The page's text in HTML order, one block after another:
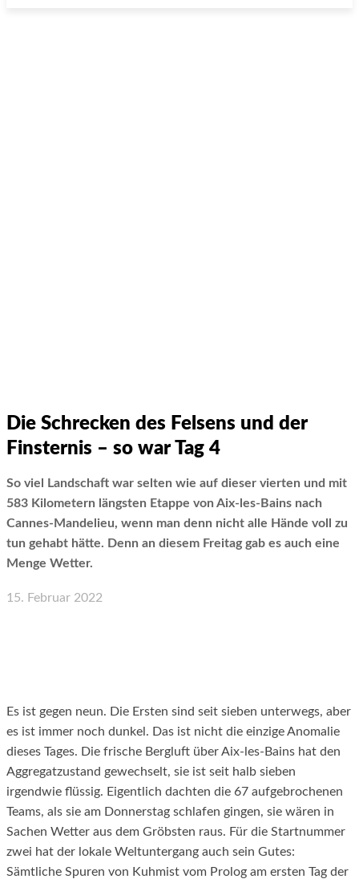
Die Schrecken des Felsens und der
Finsternis – so war Tag 4
So viel Landschaft war selten wie auf dieser vierten und mit
583 Kilometern längsten Etappe von Aix-les-Bains nach
Cannes-Mandelieu, wenn man denn nicht alle Hände voll zu
tun gehabt hätte. Denn an diesem Freitag gab es auch eine
Menge Wetter.
15. Februar 2022
Es ist gegen neun. Die Ersten sind seit sieben unterwegs, aber
es ist immer noch dunkel. Das ist nicht die einzige Anomalie
dieses Tages. Die frische Bergluft über Aix-les-Bains hat den
Aggregatzustand gewechselt, sie ist seit halb sieben
irgendwie flüssig. Eigentlich dachten die 67 aufgebrochenen
Teams, als sie am Donnerstag schlafen gingen, sie wären in
Sachen Wetter aus dem Gröbsten raus. Für die Startnummer
zwei hat der lokale Weltuntergang auch sein Gutes:
Sämtliche Spuren von Kuhmist vom Prolog am ersten Tag der